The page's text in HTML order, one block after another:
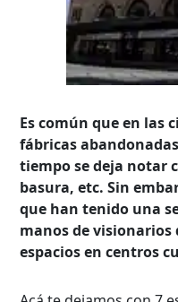
Es común que en las
fábricas
tiempo se deja notar
basura, etc. Sin
que han tenido una
manos de
espacios en centros